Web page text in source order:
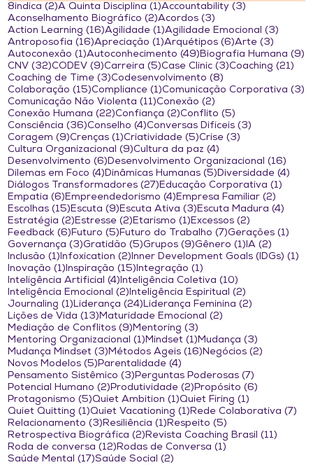
8indica (2)2 posts
A Quinta Disciplina (1)1 post
Accountability (3)
Aconselhamento Biográfico (2)2 posts
Acordos (3)
Action Learning (16)16 posts
Agilidade (1)1 post
Agilidade Emocional (3)
Antroposofia (16)16 posts
Apreciação (1)1 post
Arquétipos (6)6 posts
Arte (3)
Autoconexão (1)1 post
Autoconhecimento (49) 49 posts
Biografia Humana (9)
CNV (32)32 posts
CODEV (9)9 posts
Carreira (5)5 posts
Case Clinic (3)3 posts
Coaching (21)
Coaching de Time (3)3 posts
Codesenvolvimento (8)
Colaboração (15)15 posts
Compliance (1)1 post
Comunicação Corporativa (3)
Comunicação Não Violenta (11)11 posts
Conexão (2)
Conexão Humana (22)22 posts
Confiança (2)2 posts
Conflito (5)
Consciência (36)36 posts
Conselho (4)4 posts
Conversas Difíceis (3)
Coragem (9)9 posts
Crenças (1)1 post
Criatividade (5)5 posts
Crise (3)
Cultura Organizacional (9)9 posts
Cultura da paz (4)
Desenvolvimento (6) 6 posts
Desenvolvimento Organizacional (16)
Dilemas em Foco (4) 4 posts
Dinâmicas Humanas (5) 5 posts
Diversidade (4)
Diálogos Transformadores (27) 27 posts
Educação Corporativa (1)
Empatia (6) 6 posts
Empreendedorismo (4) 4 posts
Empresa Familiar (2)
Escolhas (15) 15 posts
Escuta (9) 9 posts
Escuta Ativa (3) 3 posts
Escuta Madura (4)
Estratégia (2) 2 posts
Estresse (2) 2 posts
Etarismo (1) 1 post
Excessos (2)
Feedback (6) 6 posts
Futuro (5) 5 posts
Futuro do Trabalho (7)7 posts
Gerações (1)
Governança (3)3 posts
Gratidão (5)5 posts
Grupos (9)9 posts
Gênero (1) 1 post
IA (2)
Inclusão (1) 1 post
Infoxication (2) 2 posts
Inner Development Goals (IDGs) (1)
Inovação (1) 1 post
Inspiração (15) 15 posts
Integração (1)
Inteligência Artificial (4) 4 posts
Inteligência Coletiva (10)
Inteligência Emocional (2) 2 posts
Inteligência Espiritual (2)
Journaling (1) 1 post
Liderança (24) 24 posts
Liderança Feminina (2)
Lições de Vida (13) 13 posts
Maturidade Emocional (2)
Mediação de Conflitos (9) 9 posts
Mentoring (3)
Mentoring Organizacional (1) 1 post
Mindset (1) 1 post
Mudança (3)
Mudança Mindset (3) 3 posts
Métodos Ágeis (16) 16 posts
Negócios (2)
Novos Modelos (5) 5 posts
Parentalidade (4)
Pensamento Sistêmico (3) 3 posts
Perguntas Poderosas (7)
Potencial Humano (2) 2 posts
Produtividade (2) 2 posts
Propósito (6)
Protagonismo (5)5 posts
Quiet Ambition (1)1 post
Quiet Firing (1)
Quiet Quitting (1)1 post
Quiet Vacationing (1) 1 post
Rede Colaborativa (7)
Relacionamento (3) 3 posts
Resiliência (1) 1 post
Respeito (5)
Retrospectiva Biográfica (2) 2 posts
Revista Coaching Brasil (11)
Roda de conversa (12) 12 posts
Rodas de Conversa (1)
Saúde Mental (17)17 posts
Saúde Social (2)